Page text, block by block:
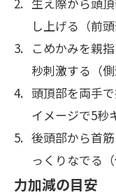
し上げる（前頭
こめかみを親
秒刺激する（側
頭頂部を両手
イメージで5秒
後頭部から首
っくりなでる（
力加減の目安